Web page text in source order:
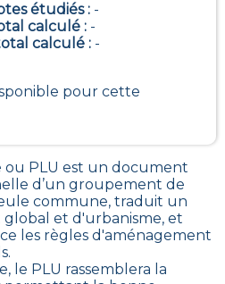
étudiés : -
calculé : -
calculé : -
pour cette
ou PLU est un document
d’un groupement de
commune, traduit un
et d'urbanisme, et
les règles d'aménagement
.
le PLU rassemblera la